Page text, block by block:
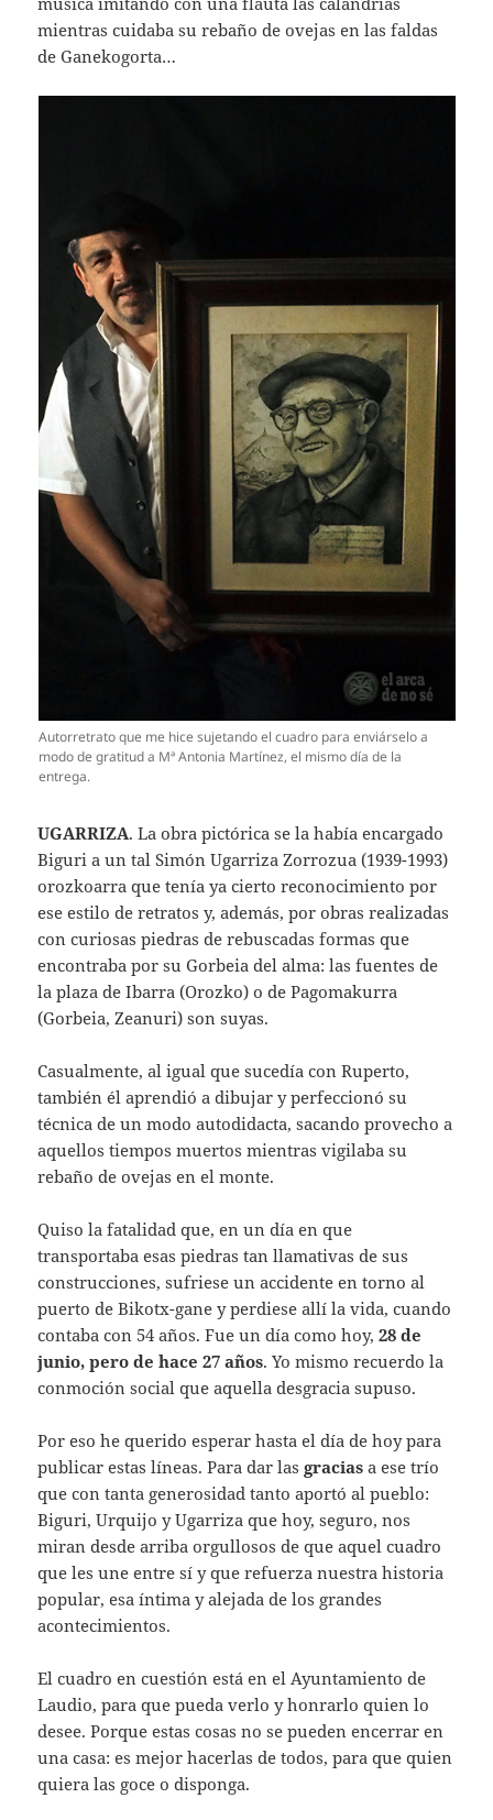
mientras cuidaba su rebaño de ovejas en las faldas
de Ganekogorta…
Autorretrato que me hice sujetando el cuadro para enviárselo a
modo de gratitud a Mª Antonia Martínez, el mismo día de la
entrega.
UGARRIZA. La obra pictórica se la había encargado
Biguri a un tal Simón Ugarriza Zorrozua (1939-1993)
orozkoarra que tenía ya cierto reconocimiento por
ese estilo de retratos y, además, por obras realizadas
con curiosas piedras de rebuscadas formas que
encontraba por su Gorbeia del alma: las fuentes de
la plaza de Ibarra (Orozko) o de Pagomakurra
(Gorbeia, Zeanuri) son suyas.
Casualmente, al igual que sucedía con Ruperto,
también él aprendió a dibujar y perfeccionó su
técnica de un modo autodidacta, sacando provecho a
aquellos tiempos muertos mientras vigilaba su
rebaño de ovejas en el monte.
Quiso la fatalidad que, en un día en que
transportaba esas piedras tan llamativas de sus
construcciones, sufriese un accidente en torno al
puerto de Bikotx-gane y perdiese allí la vida, cuando
contaba con 54 años. Fue un día como hoy,28 de
junio, pero de hace 27 años. Yo mismo recuerdo la
conmoción social que aquella desgracia supuso.
Por eso he querido esperar hasta el día de hoy para
publicar estas líneas. Para dar lasgraciasa ese trío
que con tanta generosidad tanto aportó al pueblo:
Biguri, Urquijo y Ugarriza que hoy, seguro, nos
miran desde arriba orgullosos de que aquel cuadro
que les une entre sí y que refuerza nuestra historia
popular, esa íntima y alejada de los grandes
acontecimientos.
El cuadro en cuestión está en el Ayuntamiento de
Laudio, para que pueda verlo y honrarlo quien lo
desee. Porque estas cosas no se pueden encerrar en
una casa: es mejor hacerlas de todos, para que quien
quiera las goce o disponga.